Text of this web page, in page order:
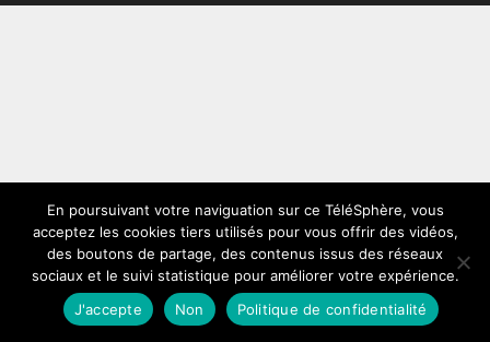
En poursuivant votre naviguation sur ce TéléSphère, vous
acceptez les cookies tiers utilisés pour vous offrir des vidéos,
des boutons de partage, des contenus issus des réseaux
sociaux et le suivi statistique pour améliorer votre expérience.
J'accepte
Non Politique de confidentialité